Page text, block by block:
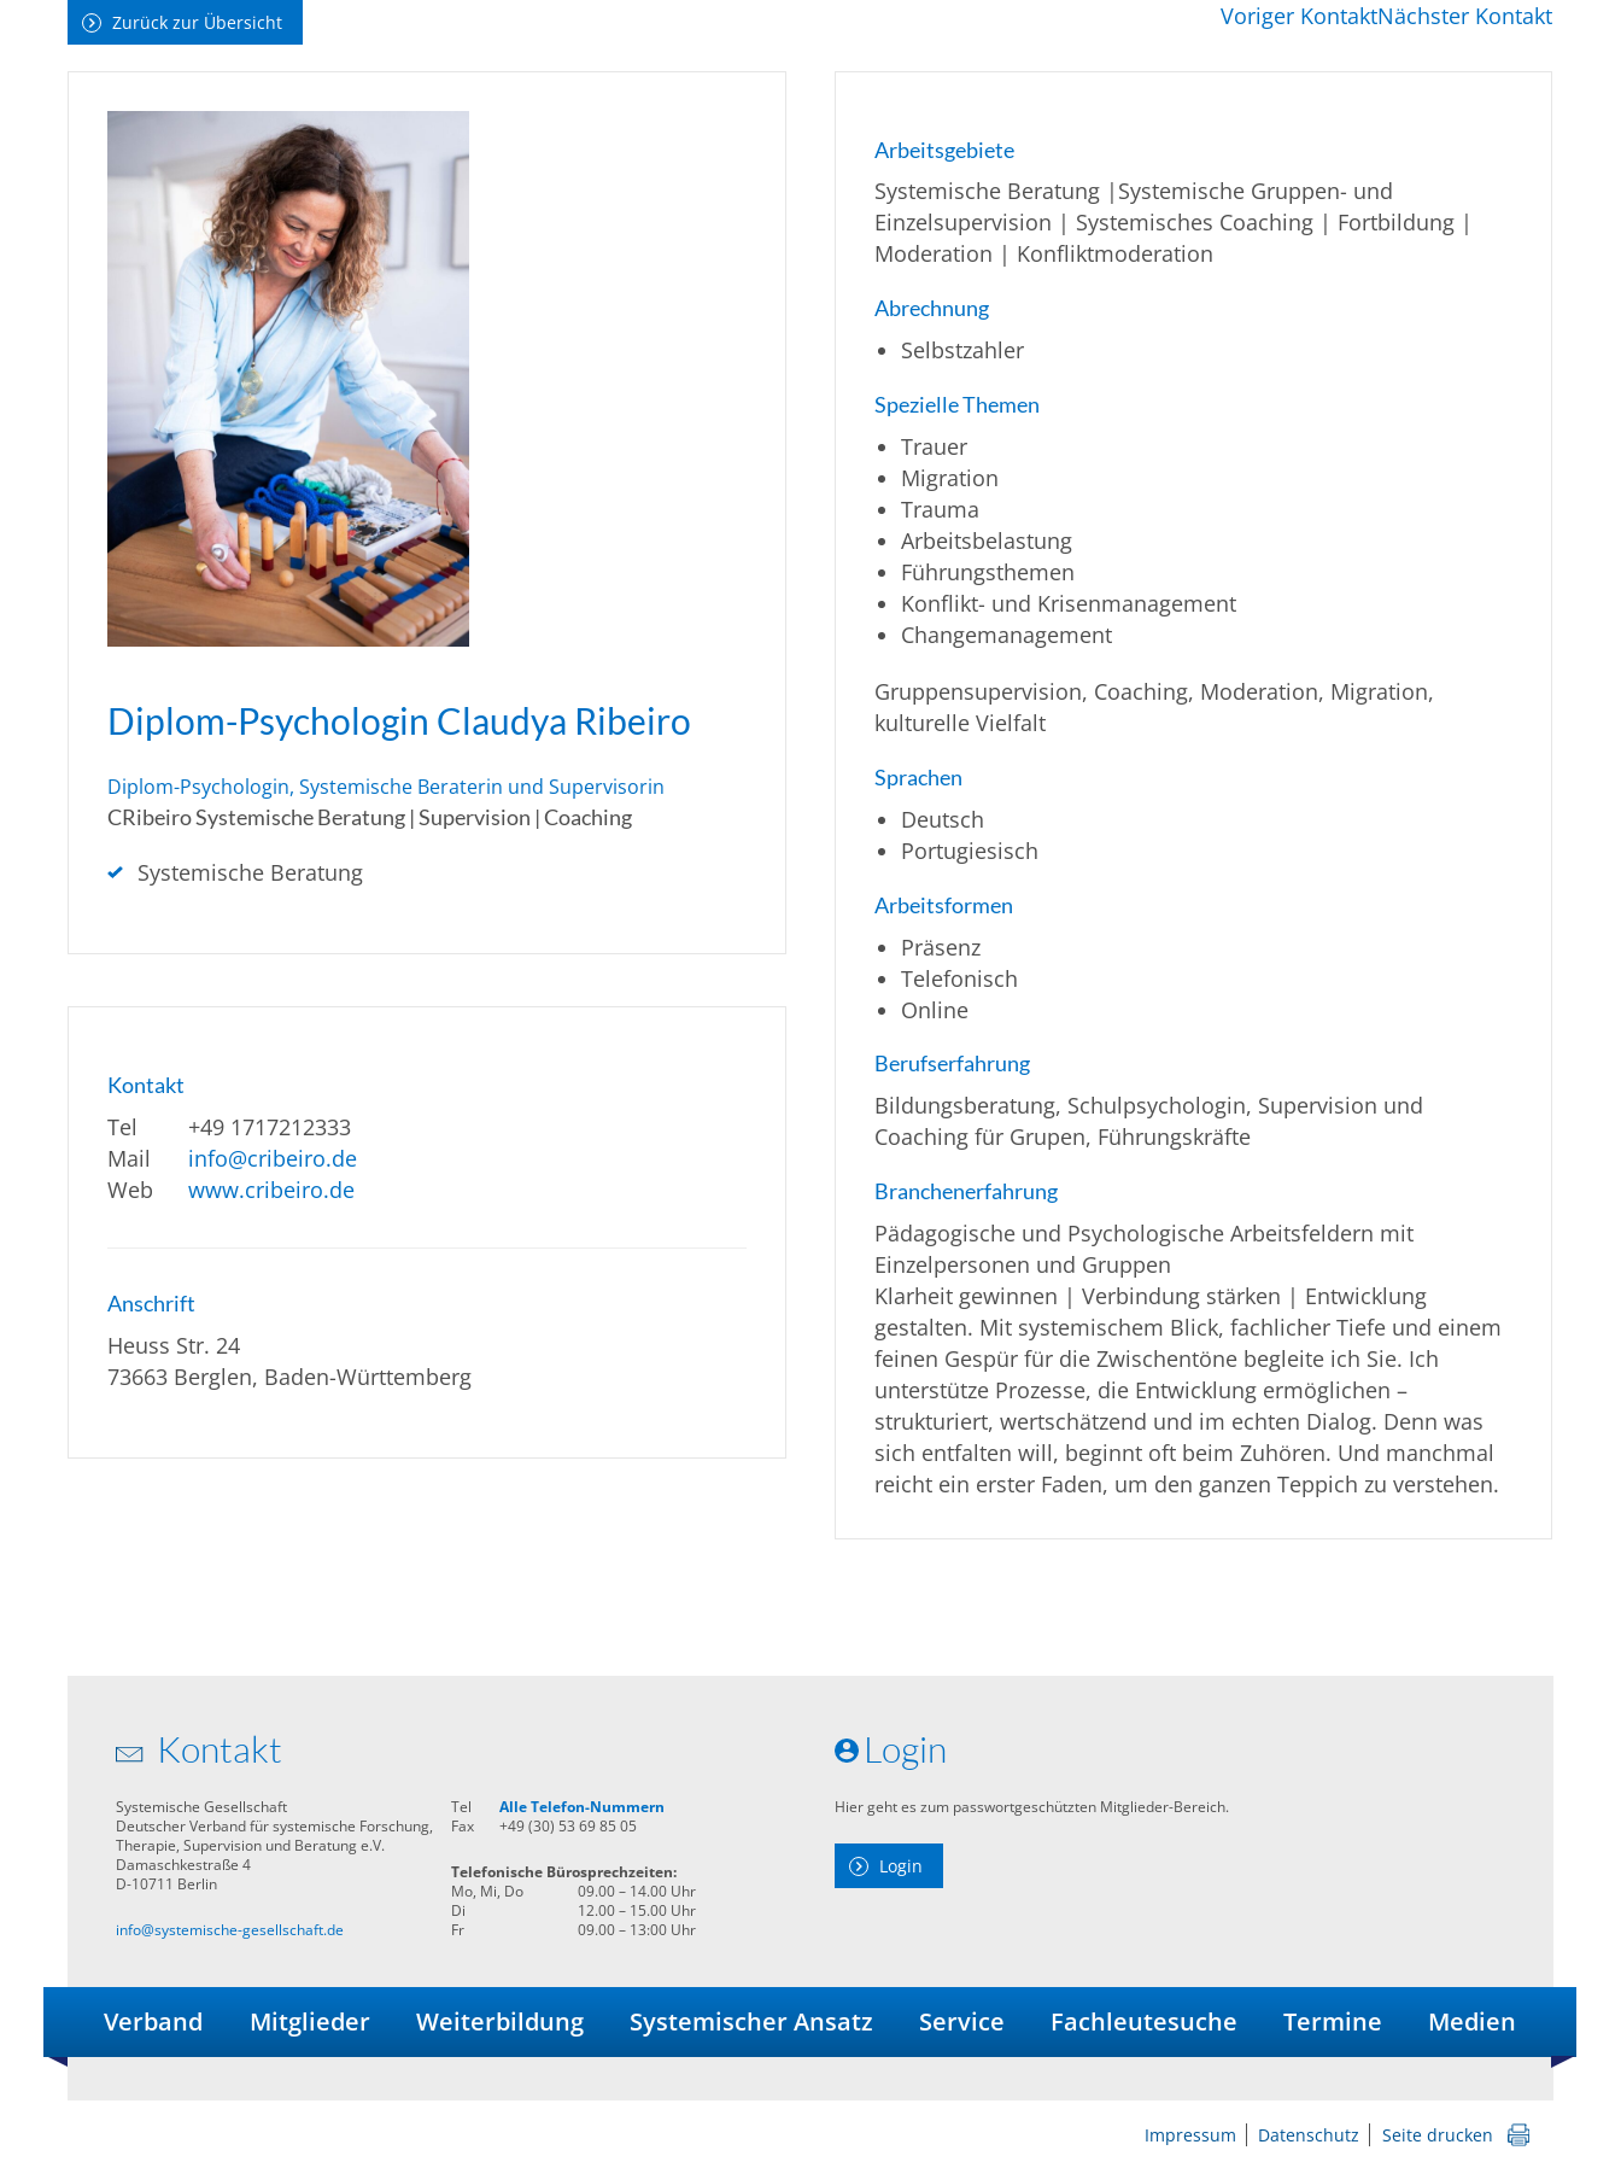
Zurück zur Übersicht Voriger KontaktNächster Kontakt
Diplom-Psychologin Claudya Ribeiro
Diplom-Psychologin, Systemische Beraterin und Supervisorin
CRibeiro Systemische Beratung | Supervision | Coaching
Systemische Beratung
Kontakt
Tel
+49 1717212333
Mail
info@cribeiro.de
Web
www.cribeiro.de
Anschrift
Heuss Str. 24
73663 Berglen, Baden-Württemberg
Arbeitsgebiete
Systemische Beratung |Systemische Gruppen- und
Einzelsupervision | Systemisches Coaching | Fortbildung |
Moderation | Konfliktmoderation
Abrechnung
Selbstzahler
Spezielle Themen
Trauer
Migration
Trauma
Arbeitsbelastung
Führungsthemen
Konflikt- und Krisenmanagement
Changemanagement
Gruppensupervision, Coaching, Moderation, Migration,
kulturelle Vielfalt
Sprachen
Deutsch
Portugiesisch
Arbeitsformen
Präsenz
Telefonisch
Online
Berufserfahrung
Bildungsberatung, Schulpsychologin, Supervision und
Coaching für Grupen, Führungskräfte
Branchenerfahrung
Pädagogische und Psychologische Arbeitsfeldern mit
Einzelpersonen und Gruppen
Klarheit gewinnen | Verbindung stärken | Entwicklung
gestalten. Mit systemischem Blick, fachlicher Tiefe und einem
feinen Gespür für die Zwischentöne begleite ich Sie. Ich
unterstütze Prozesse, die Entwicklung ermöglichen –
strukturiert, wertschätzend und im echten Dialog. Denn was
sich entfalten will, beginnt oft beim Zuhören. Und manchmal
reicht ein erster Faden, um den ganzen Teppich zu verstehen.
Kontakt
Systemische Gesellschaft
Deutscher Verband für systemische Forschung,
Therapie, Supervision und Beratung e.V.
Damaschkestraße 4
D-10711 Berlin
info@systemische-gesellschaft.de
Tel
Alle Telefon-Nummern
Fax
+49 (30) 53 69 85 05
Telefonische Bürosprechzeiten:
Mo, Mi, Do
09.00 – 14.00 Uhr
Di
12.00 – 15.00 Uhr
Fr
09.00 – 13:00 Uhr
Login
Hier geht es zum passwortgeschützten Mitglieder-Bereich.
Login
Verband Mitglieder Weiterbildung Systemischer Ansatz Service Fachleutesuche Termine Medien
Impressum Datenschutz Seite drucken